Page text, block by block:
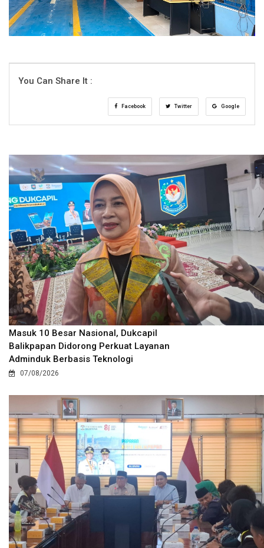
You Can Share It :
Facebook Twitter Google
Masuk 10 Besar Nasional, Dukcapil
Balikpapan Didorong Perkuat Layanan
Adminduk Berbasis Teknologi
07/08/2026